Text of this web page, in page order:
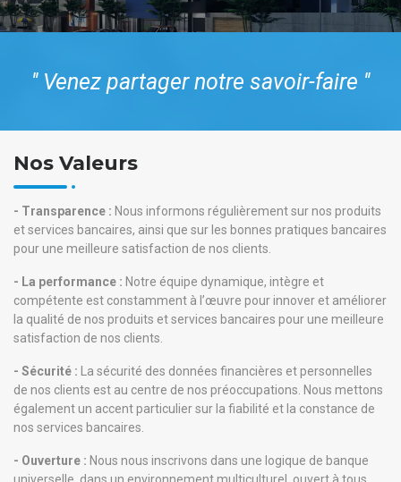
'' Venez partager notre savoir-faire ''
Nos Valeurs
- Transparence : Nous informons régulièrement sur nos produits
et services bancaires, ainsi que sur les bonnes pratiques bancaires
pour une meilleure satisfaction de nos clients.
- La performance : Notre équipe dynamique, intègre et
compétente est constamment à l’œuvre pour innover et améliorer
la qualité de nos produits et services bancaires pour une meilleure
satisfaction de nos clients.
- Sécurité : La sécurité des données financières et personnelles
de nos clients est au centre de nos préoccupations. Nous mettons
également un accent particulier sur la fiabilité et la constance de
nos services bancaires.
- Ouverture : Nous nous inscrivons dans une logique de banque